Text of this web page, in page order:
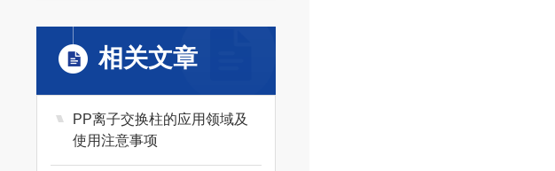
相关文章
PP离子交换柱的应用领域及
使用注意事项